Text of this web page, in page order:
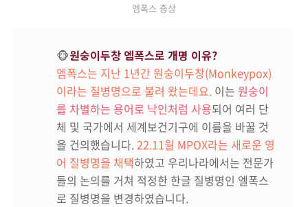
엠폭스 증상
🐵원숭이두창 엠폭스로 개명 이유?
엠폭스는 지난 1년간 원숭이두창(Monkeypox)
이라는 질병명으로 불려 왔는데요. 이는 원숭이
를 차별하는 용어로 낙인처럼 사용되어 여러 단
체 및 국가에서 세계보건기구에 이름을 바꿀 것
을 건의했습니다. 22.11월 MPOX라는 새로운 영
어 질병명을 채택하였고 우리나라에서는 전문가
들의 논의를 거쳐 적정한 한글 질병명인 엘폭스
로 질병명을 변경하였습니다.